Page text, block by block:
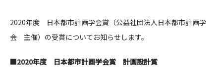
CORPORATE
RECRUIT
2020年度 日本都市計画学会賞（公益社団法人日本都市計画学
会 主催）の受賞についてお知らせします。
■2020年度 日本都市計画学会賞 計画設計賞